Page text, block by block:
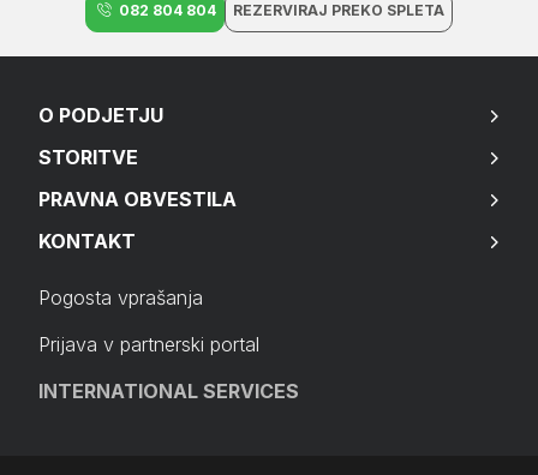
082 804 804 REZERVIRAJ PREKO SPLETA
O PODJETJU
STORITVE
PRAVNA OBVESTILA
KONTAKT
Pogosta vprašanja
Prijava v partnerski portal
INTERNATIONAL SERVICES